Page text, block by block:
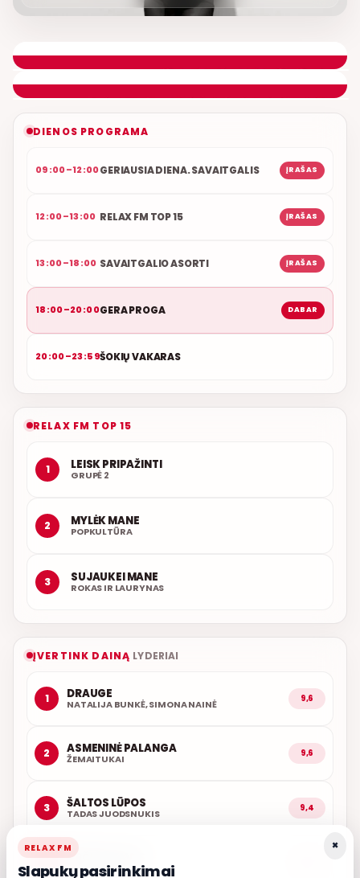
DIENOS PROGRAMA
09:00–12:00GERIAUSIA DIENA. SAVAITGALIS ĮRAŠAS
12:00–13:00 RELAX FM TOP 15 ĮRAŠAS
13:00–18:00 SAVAITGALIO ASORTI ĮRAŠAS
18:00–20:00GERA PROGA DABAR
20:00–23:59ŠOKIŲ VAKARAS
RELAX FM TOP 15
1 LEISK PRIPAŽINTI
GRUPĖ 2
2 MYLĖK MANE
POPKULTŪRA
3 SUJAUKEI MANE
ROKAS IR LAURYNAS
ĮVERTINK DAINĄ LYDERIAI
1 DRAUGE
NATALIJA BUNKĖ, SIMONA NAINĖ 9,6
2 ASMENINĖ PALANGA
ŽEMAITUKAI 9,6
3 ŠALTOS LŪPOS
TADAS JUODSNUKIS 9,4
POPKULTŪRA
×
RELAX FM
Slapukų pasirinkimai